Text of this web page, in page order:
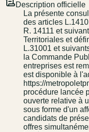
Description officielle
La présente
des articles
R. 1411­1 et
Territoriales et
L.3100­1 et
la Commande
entreprises est
est disponible à
https://
procédure lancée
ouverte relative à
sous forme d'un
candidats de
offres